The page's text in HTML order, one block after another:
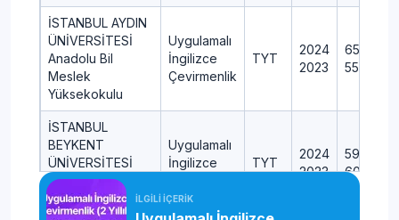
İSTANBUL AYDIN
ÜNİVERSİTESİ
Anadolu Bil
Meslek
Yüksekokulu
Uygulamalı
İngilizce
Çevirmenlik
TYT
2024
2023
İSTANBUL
BEYKENT
ÜNİVERSİTESİ
Meslek
Yüksekokulu
Uygulamalı
İngilizce
TYT
2024
2023
İLGİLİ İÇERİK